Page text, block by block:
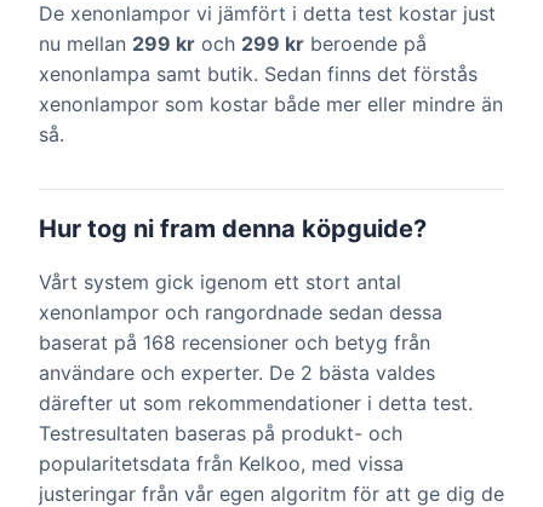
De xenonlampor vi jämfört i detta test kostar just
nu mellan 299 kr och 299 kr beroende på
xenonlampa samt butik. Sedan finns det förstås
xenonlampor som kostar både mer eller mindre än
så.
Hur tog ni fram denna köpguide?
Vårt system gick igenom ett stort antal
xenonlampor och rangordnade sedan dessa
baserat på 168 recensioner och betyg från
användare och experter. De 2 bästa valdes
därefter ut som rekommendationer i detta test.
Testresultaten baseras på produkt- och
popularitetsdata från Kelkoo, med vissa
justeringar från vår egen algoritm för att ge dig de